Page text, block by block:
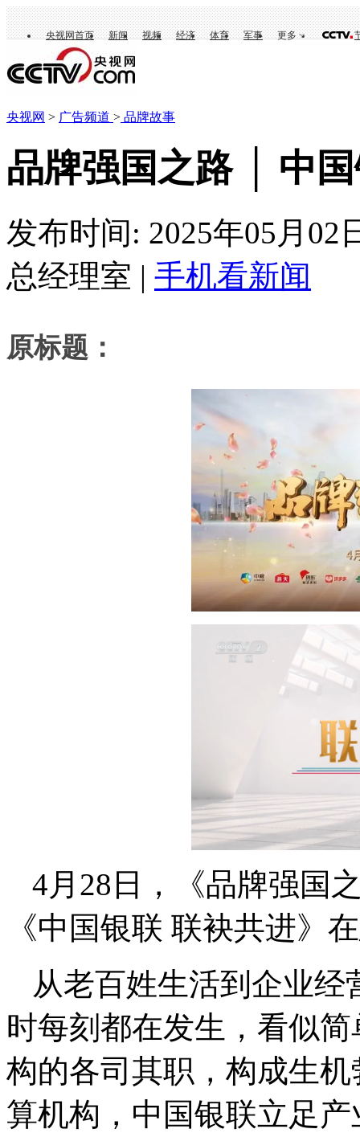
央视网首页 新闻 视频 经济 体育 军事 更多
央视网 > 广告频道 > 品牌故事
品牌强国之路 │ 中
发布时间: 2025年05月02
总经理室 | 手机看新闻
原标题：
4月28日，《品牌强国
《中国银联 联袂共进》
从老百姓生活到企业
时每刻都在发生，看似
构的各司其职，构成生
算机构，中国银联立足